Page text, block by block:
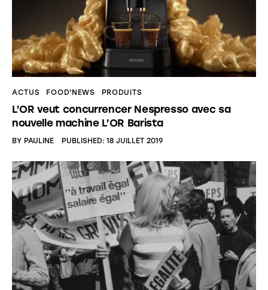
ACTUS FOOD'NEWS PRODUITS
L’OR veut concurrencer Nespresso avec sa
nouvelle machine L’OR Barista
BY PAULINE PUBLISHED: 18 JUILLET 2019